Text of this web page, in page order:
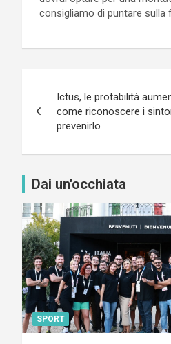
consigliamo di puntare sulla
articoli
Ictus, le protabilità
come riconoscere i
prevenirlo
Dai un'occhiata
SPORT